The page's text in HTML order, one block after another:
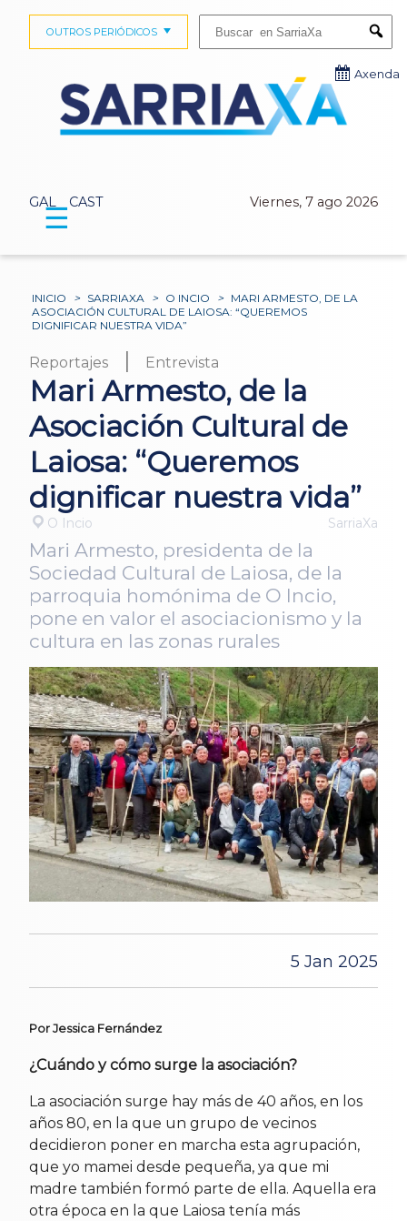
GAL CAST Viernes, 7 ago 2026
OUTROS PERIÓDICOS
Axenda
☰
INICIO > SARRIAXA > O INCIO > MARI ARMESTO, DE LA
ASOCIACIÓN CULTURAL DE LAIOSA: “QUEREMOS
DIGNIFICAR NUESTRA VIDA”
Reportajes | Entrevista
Mari Armesto, de la
Asociación Cultural de
Laiosa: “Queremos
dignificar nuestra vida”
O Incio SarriaXa
Mari Armesto, presidenta de la
Sociedad Cultural de Laiosa, de la
parroquia homónima de O Incio,
pone en valor el asociacionismo y la
cultura en las zonas rurales
5 Jan 2025
Por Jessica Fernández
¿Cuándo y cómo surge la asociación?
La asociación surge hay más de 40 años, en los
años 80, en la que un grupo de vecinos
decidieron poner en marcha esta agrupación,
que yo mamei desde pequeña, ya que mi
madre también formó parte de ella. Aquella era
otra época en la que Laiosa tenía más